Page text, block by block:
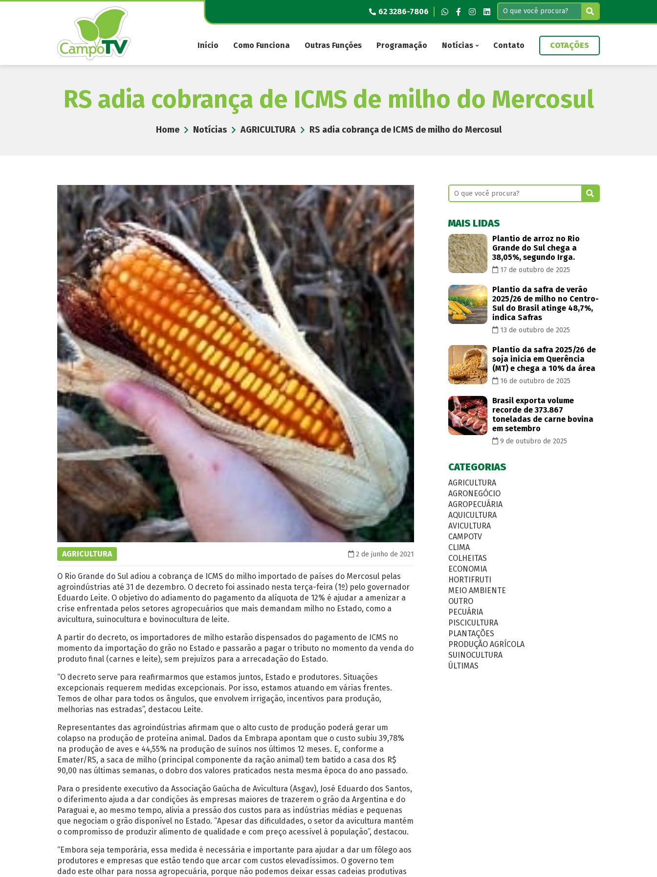
Pular
62 3286-7806
Início Como Funciona Outras Funções Programação Notícias Contato COTAÇÕES
RS adia cobrança de ICMS de milho do Mercosul
Home Notícias AGRICULTURA RS adia cobrança de ICMS de milho do Mercosul
AGRICULTURA 2 de junho de 2021
O Rio Grande do Sul adiou a cobrança de ICMS do milho importado de países do Mercosul pelas
agroindústrias até 31 de dezembro. O decreto foi assinado nesta terça-feira (1º) pelo governador
Eduardo Leite. O objetivo do adiamento do pagamento da alíquota de 12% é ajudar a amenizar a
crise enfrentada pelos setores agropecuários que mais demandam milho no Estado, como a
avicultura, suinocultura e bovinocultura de leite.
A partir do decreto, os importadores de milho estarão dispensados do pagamento de ICMS no
momento da importação do grão no Estado e passarão a pagar o tributo no momento da venda do
produto final (carnes e leite), sem prejuízos para a arrecadação do Estado.
“O decreto serve para reafirmarmos que estamos juntos, Estado e produtores. Situações
excepcionais requerem medidas excepcionais. Por isso, estamos atuando em várias frentes.
Temos de olhar para todos os ângulos, que envolvem irrigação, incentivos para produção,
melhorias nas estradas”, destacou Leite.
Representantes das agroindústrias afirmam que o alto custo de produção poderá gerar um
colapso na produção de proteína animal. Dados da Embrapa apontam que o custo subiu 39,78%
na produção de aves e 44,55% na produção de suínos nos últimos 12 meses. E, conforme a
Emater/RS, a saca de milho (principal componente da ração animal) tem batido a casa dos R$
90,00 nas últimas semanas, o dobro dos valores praticados nesta mesma época do ano passado.
Para o presidente executivo da Associação Gaúcha de Avicultura (Asgav), José Eduardo dos Santos,
o diferimento ajuda a dar condições às empresas maiores de trazerem o grão da Argentina e do
Paraguai e, ao mesmo tempo, alivia a pressão dos custos para as indústrias médias e pequenas
que negociam o grão disponível no Estado. “Apesar das dificuldades, o setor da avicultura mantém
o compromisso de produzir alimento de qualidade e com preço acessível à população”, destacou.
“Embora seja temporária, essa medida é necessária e importante para ajudar a dar um fôlego aos
produtores e empresas que estão tendo que arcar com custos elevadíssimos. O governo tem
dado este olhar para nossa agropecuária, porque não podemos deixar essas cadeias produtivas
MAIS LIDAS
Plantio de arroz no Rio
Grande do Sul chega a
38,05%, segundo Irga.
17 de outubro de 2025
Plantio da safra de verão
2025/26 de milho no Centro-
Sul do Brasil atinge 48,7%,
indica Safras
13 de outubro de 2025
Plantio da safra 2025/26 de
soja inicia em Querência
(MT) e chega a 10% da área
16 de outubro de 2025
Brasil exporta volume
recorde de 373.867
toneladas de carne bovina
em setembro
9 de outubro de 2025
CATEGORIAS
AGRICULTURA
AGRONEGÓCIO
AGROPECUÁRIA
AQUICULTURA
AVICULTURA
CAMPOTV
CLIMA
COLHEITAS
ECONOMIA
HORTIFRUTI
MEIO AMBIENTE
OUTRO
PECUÁRIA
PISCICULTURA
PLANTAÇÕES
PRODUÇÃO AGRÍCOLA
SUINOCULTURA
ÚLTIMAS